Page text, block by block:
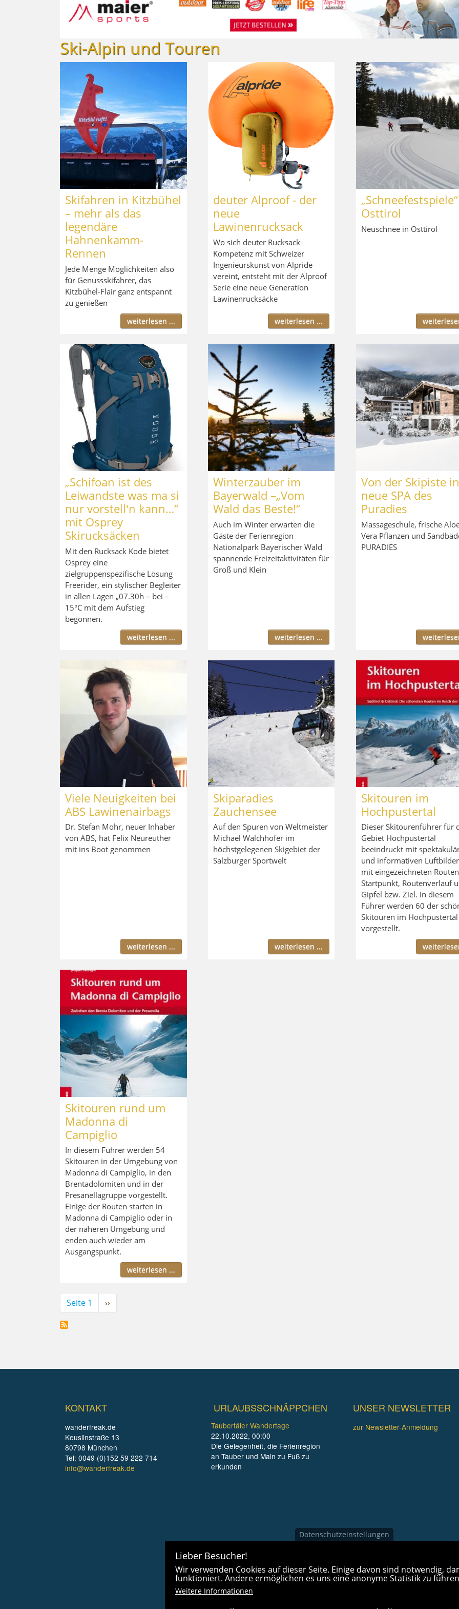
Ski-Alpin und Touren
Skifahren in Kitzbühel
– mehr als das
legendäre
Hahnenkamm-
Rennen
Jede Menge Möglichkeiten also
für Genussskifahrer, das
Kitzbühel-Flair ganz entspannt
zu genießen
weiterlesen ...
deuter Alproof - der
neue
Lawinenrucksack
Wo sich deuter Rucksack-
Kompetenz mit Schweizer
Ingenieurskunst von Alpride
vereint, entsteht mit der Alproof
Serie eine neue Generation
Lawinenrucksäcke
weiterlesen ...
Osttirol
Neuschnee in Osttirol
„Schifoan ist des
Leiwandste was ma si
nur vorstell'n kann…“
mit Osprey
Skirucksäcken
Mit den Rucksack Kode bietet
Osprey eine
zielgruppenspezifische Lösung
Freerider, ein stylischer Begleiter
in allen Lagen „07.30h – bei –
15°C mit dem Aufstieg
begonnen.
weiterlesen ...
Winterzauber im
Bayerwald –„Vom
Wald das Beste!“
Auch im Winter erwarten die
Gäste der Ferienregion
Nationalpark Bayerischer Wald
spannende Freizeitaktivitäten für
Groß und Klein
weiterlesen ...
Von der Skipiste
neue SPA des
Puradies
Massageschule, frische
Vera Pflanzen und
PURADIES
Viele Neuigkeiten bei
ABS Lawinenairbags
Dr. Stefan Mohr, neuer Inhaber
von ABS, hat Felix Neureuther
mit ins Boot genommen
weiterlesen ...
Skiparadies
Zauchensee
Auf den Spuren von Weltmeister
Michael Walchhofer im
höchstgelegenen Skigebiet der
Salzburger Sportwelt
weiterlesen ...
Skitouren im
Hochpustertal
Dieser Skitourenführer für
Gebiet Hochpustertal
beeindruckt mit
und informativen
mit eingezeichneten
Startpunkt, Routenverlauf
Gipfel bzw. Ziel. In diesem
Führer werden 60 der
Skitouren im Hochpustertal
vorgestellt.
Skitouren rund um
Madonna di
Campiglio
In diesem Führer werden 54
Skitouren in der Umgebung von
Madonna di Campiglio, in den
Brentadolomiten und in der
Presanellagruppe vorgestellt.
Einige der Routen starten in
Madonna di Campiglio oder in
der näheren Umgebung und
enden auch wieder am
Ausgangspunkt.
weiterlesen ...
Seitennummerierung
Seite 1
Nächste
Seite
››
KONTAKT
wanderfreak.de
Keuslinstraße 13
80798 München
Tel: 0049 (0)152 59 222 714
info@wanderfreak.de
URLAUBSSCHNÄPPCHEN
Taubertäler Wandertage
22.10.2022, 00:00
Die Gelegenheit, die Ferienregion
an Tauber und Main zu Fuß zu
erkunden
UNSER NEWSLETTER
zur Newsletter-Anmeldung
Datenschutzeinstellungen
Lieber Besucher!
Wir verwenden Cookies auf dieser Seite. Einige davon sind notwendig,
funktioniert. Andere ermöglichen es uns eine anonyme Statistik zu
Weitere Informationen